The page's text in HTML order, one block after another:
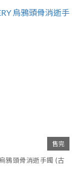
售完
鴉頭骨消逝手鐲 (古